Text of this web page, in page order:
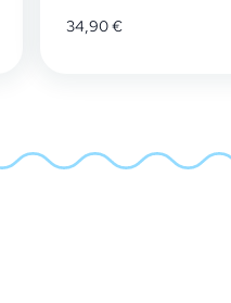
34,90€